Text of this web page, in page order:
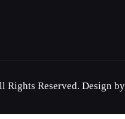
Rights Reserved. Design by